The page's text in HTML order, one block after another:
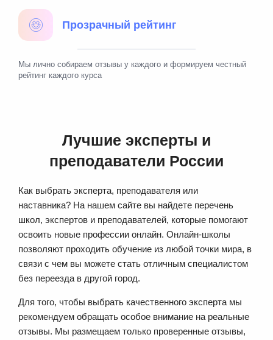
Прозрачный рейтинг
Мы лично собираем отзывы у каждого и формируем честный
рейтинг каждого курса
Лучшие эксперты и
преподаватели России
Как выбрать эксперта, преподавателя или
наставника? На нашем сайте вы найдете перечень
школ, экспертов и преподавателей, которые помогают
освоить новые профессии онлайн. Онлайн-школы
позволяют проходить обучение из любой точки мира, в
связи с чем вы можете стать отличным специалистом
без переезда в другой город.
Для того, чтобы выбрать качественного эксперта мы
рекомендуем обращать особое внимание на реальные
отзывы. Мы размещаем только проверенные отзывы,